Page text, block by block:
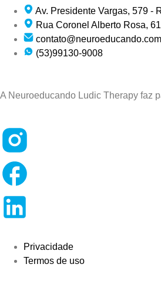
Av. Presidente Vargas, 579 -
Rua Coronel Alberto Rosa,
(53)99130-9008
A Neuroeducando Ludic Therapy faz
Privacidade
Termos de uso